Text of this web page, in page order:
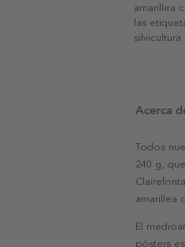
amarillea
las
Acerca
Todos
240 g,
amarillea
El
pósters